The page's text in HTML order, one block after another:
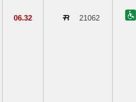
06.32 21062